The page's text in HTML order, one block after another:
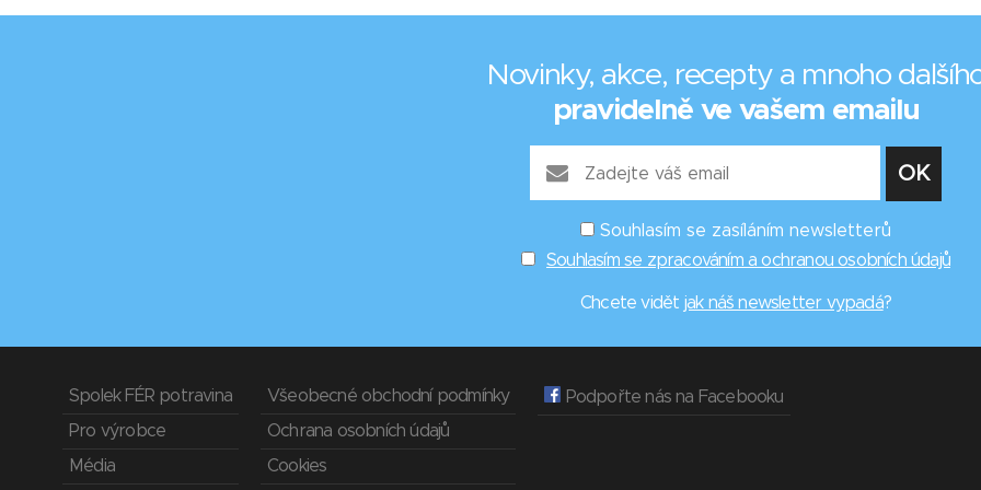
Novinky, akce, recepty a mnoho
pravidelně ve vašem emailu
Souhlasím se zasíláním newsletterů
Souhlasím se zpracováním a ochranou osobních údajů
Chcete vidět jak náš newsletter vypadá?
Spolek FÉR potravina
Pro výrobce
Média
Všeobecné obchodní podmínky
Ochrana osobních údajů
Cookies
Podpořte nás na Facebooku